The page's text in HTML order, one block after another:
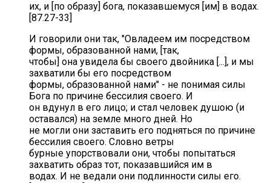
их, и [по образу] бога, показавшемуся [им] в водах.
[87.27-33]
И говорили они так, "Овладеем им посредством
формы, образованной нами, [так,
чтобы] она увидела бы своего двойника [...], и мы
захватили бы его посредством
формы, образованной нами" - не понимая силы
Бога по причине бессилия своего. И
он вдунул в его лицо; и стал человек душою (и
оставался) на земле много дней. Но
не могли они заставить его подняться по причине
бессилия своего. Словно ветры
бурные упорствовали они, чтобы попытаться
захватить образ тот, показавшийся им в
водах. И не ведали они подлинности силы его.